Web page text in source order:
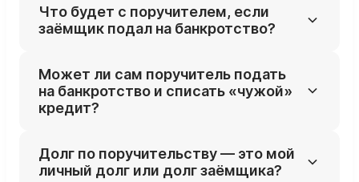
Что будет с поручителем, если
заёмщик подал на банкротство?
поручительство: кредитор по‑прежнему
вправе взыскать весь оставшийся долг с
поручителя. Поэтому после запуска
должника банки часто активнее
предъявляют требования именно к
Может ли сам поручитель подать
на банкротство и списать «чужой»
кредит?
собственное банкротство, если сумма его
долгов (включая обязательства по
Долг по поручительству — это мой
личный долг или долг заёмщика?